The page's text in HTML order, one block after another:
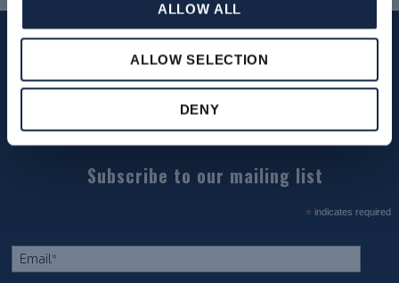
ALLOW ALL
ALLOW SELECTION
DENY
Subscribe to our mailing list
* indicates required